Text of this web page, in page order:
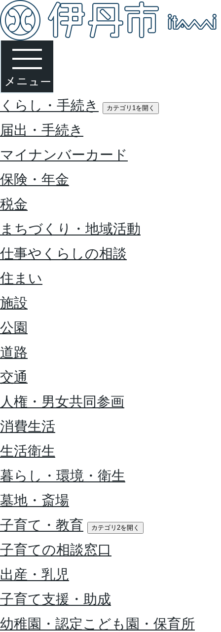
くらし・手続き カテゴリ1を開く
届出・手続き
マイナンバーカード
保険・年金
税金
まちづくり・地域活動
仕事やくらしの相談
住まい
施設
公園
道路
交通
人権・男女共同参画
消費生活
生活衛生
暮らし・環境・衛生
墓地・斎場
子育て・教育
カテゴリ2を開く
子育ての相談窓口
出産・乳児
子育て支援・助成
幼稚園・認定こども園・保育所